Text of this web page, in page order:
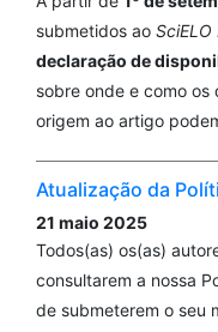
submetidos ao
declaração de
sobre onde e como
origem ao artigo
Atualização da
21 maio 2025
Todos(as) os(as)
consultarem a nossa
de submeterem o seu